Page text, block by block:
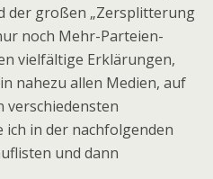
der großen „Zersplitterung
noch Mehr-Parteien-
vielfältige Erklärungen,
nahezu allen Medien, auf
verschiedensten
in der nachfolgenden
und dann